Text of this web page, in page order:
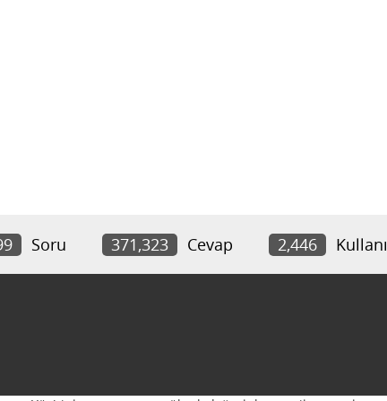
Soru 371,323 Cevap 2,446